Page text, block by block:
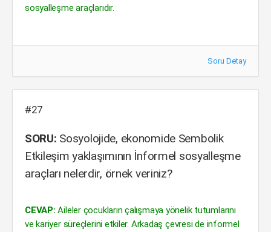
sosyalleşme araçlarıdır.
Soru Detay
#27
SORU: Sosyolojide, ekonomide Sembolik
Etkileşim yaklaşımının İnformel sosyalleşme
araçları nelerdir, örnek veriniz?
CEVAP: Aileler çocukların çalışmaya yönelik tutumlarını
ve kariyer süreçlerini etkiler. Arkadaş çevresi de informel